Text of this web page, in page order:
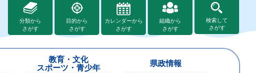
分類から
さがす
目的から
さがす
カレンダーから
さがす
組織から
さがす
検索して
さがす
教育・文化
スポーツ・青少年
県政情報